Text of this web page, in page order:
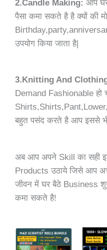
2.Candle Making: आप घर
पैसा कमा सकते है है क्यों की
उपयोग किया जाता है|
3.Knitting And
Demand Fashionable
बहुत पसंद करते है आप इससे
अब आप अपने Skill का सही
Products उठाये जिसे आप
जीवन में घर बैठे Business
कमा सकते है!
Original
price
Current
price